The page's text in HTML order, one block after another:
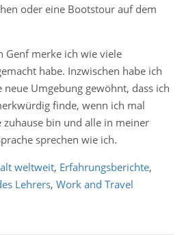
oder eine Bootstour auf dem
Genf merke ich wie viele
habe. Inzwischen habe ich
Umgebung gewöhnt, dass ich
finde, wenn ich mal
bin und alle in meiner
sprechen wie ich.
weltweit, Erfahrungsberichte,
Lehrers, Work and Travel